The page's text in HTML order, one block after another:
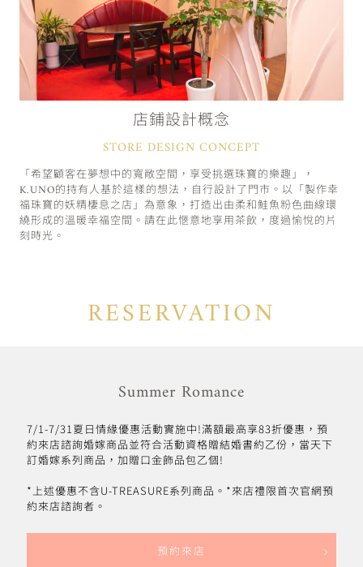
店鋪設計概念
STORE DESIGN CONCEPT
「希望顧客在夢想中的寬敞空間，享受挑選珠寶的樂趣」，
K.UNO的持有人基於這樣的想法，自行設計了門市。以「製作幸
福珠寶的妖精棲息之店」為意象，打造出由柔和鮭魚粉色曲線環
繞形成的溫暖幸福空間。請在此愜意地享用茶飲，度過愉悅的片
刻時光。
RESERVATION
Summer Romance
7/1-7/31夏日情緣優惠活動實施中!滿額最高享83折優惠，預
約來店諮詢婚嫁商品並符合活動資格贈結婚書約乙份，當天下
訂婚嫁系列商品，加贈口金飾品包乙個!
*上述優惠不含U-TREASURE系列商品。*來店禮限首次官網預
約來店諮詢者。
預約來店